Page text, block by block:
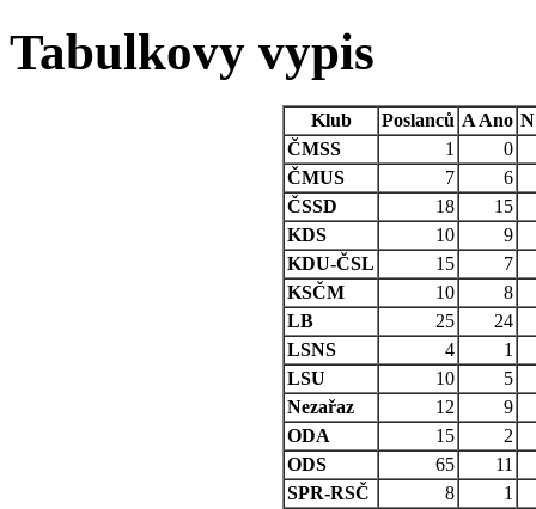
Tabulkovy vypis
Klub Poslanců A Ano N
ČMSS
1
0
ČMUS
7
6
ČSSD
18
15
KDS
10
9
KDU-ČSL
15
7
KSČM
10
8
LB
25
24
LSNS
4
1
LSU
10
5
Nezařaz
12
9
ODA
15
2
ODS
65
11
SPR-RSČ
8
1